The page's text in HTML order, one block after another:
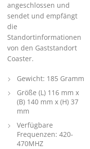
angeschlossen und
sendet und empfängt
die
Standortinformationen
von den Gaststandort
Coaster.
Gewicht: 185 Gramm
Größe (L) 116 mm x
(B) 140 mm x (H) 37
mm
Verfügbare
Frequenzen: 420-
470MHZ